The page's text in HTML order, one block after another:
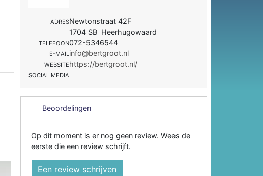
ADRESNewtonstraat 42F
1704 SB Heerhugowaard
TELEFOON072-5346544
E-MAILinfo@bertgroot.nl
WEBSITEhttps://bertgroot.nl/
SOCIAL MEDIA
Beoordelingen
Op dit moment is er nog geen review. Wees de
eerste die een review schrijft.
Een review schrijven